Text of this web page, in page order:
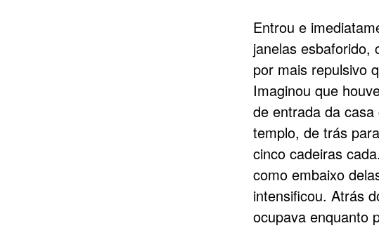
Entrou e
janelas esbaforido,
por mais repulsivo
Imaginou que
de entrada da
templo, de trás
cinco cadeiras
como embaixo
intensificou. Atrás
ocupava enquanto